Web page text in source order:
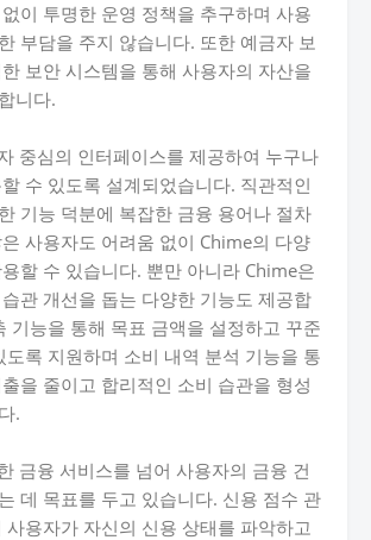
이 투명한 운영 정책을 추구하며 사용
부담을 주지 않습니다. 또한 예금자 보
보안 시스템을 통해 사용자의 자산을
니다.
중심의 인터페이스를 제공하여 누구나
수 있도록 설계되었습니다. 직관적인
기능 덕분에 복잡한 금융 용어나 절차
사용자도 어려움 없이 Chime의 다양
할 수 있습니다. 뿐만 아니라 Chime은
관 개선을 돕는 다양한 기능도 제공합
기능을 통해 목표 금액을 설정하고 꾸준
도록 지원하며 소비 내역 분석 기능을 통
을 줄이고 합리적인 소비 습관을 형성
.
금융 서비스를 넘어 사용자의 금융 건
데 목표를 두고 있습니다. 신용 점수 관
사용자가 자신의 신용 상태를 파악하고